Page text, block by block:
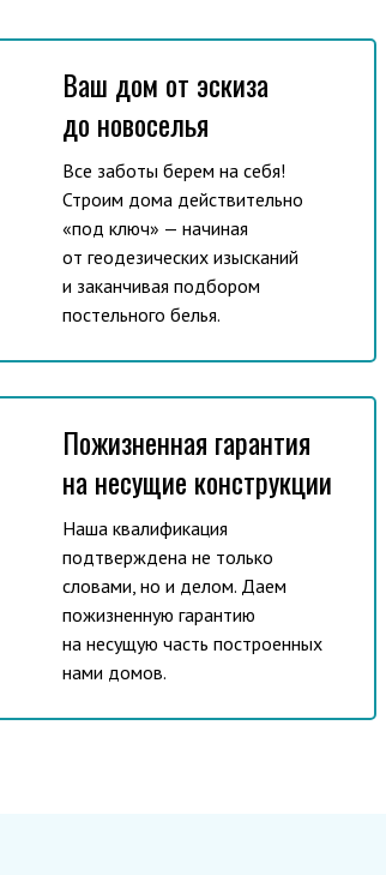
Ваш дом от эскиза
до новоселья
Все заботы берем на себя!
Строим дома действительно
«под ключ» — начиная
от геодезических изысканий
и заканчивая подбором
постельного белья.
Пожизненная гарантия
на несущие конструкции
Наша квалификация
подтверждена не только
словами, но и делом. Даем
пожизненную гарантию
на несущую часть построенных
нами домов.